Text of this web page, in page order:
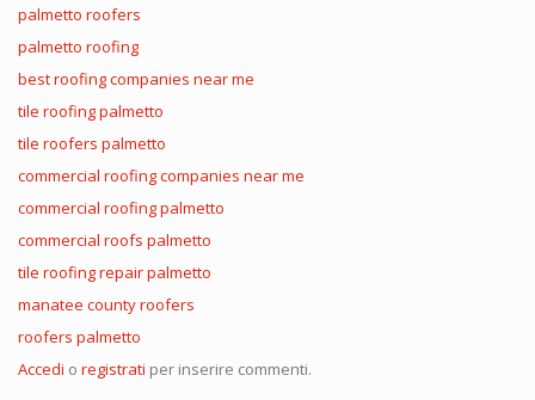
palmetto roofers
palmetto roofing
best roofing companies near me
tile roofing palmetto
tile roofers palmetto
commercial roofing companies near me
commercial roofing palmetto
commercial roofs palmetto
tile roofing repair palmetto
manatee county roofers
roofers palmetto
Accedi o registrati per inserire commenti.